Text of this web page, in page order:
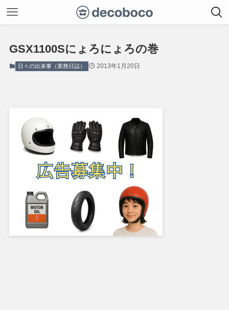
GSX1100Sにょろにょろの巻
日々の出来事（業務日誌） 2013年1月20日